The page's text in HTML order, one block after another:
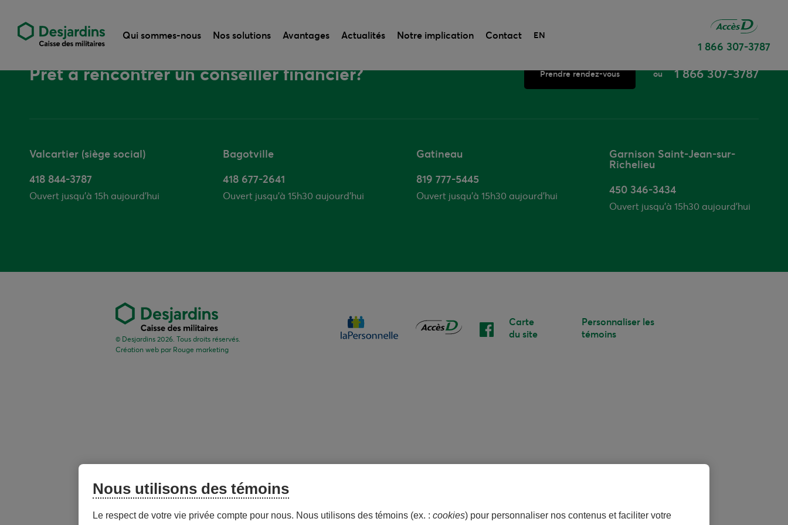
Qui sommes-nous Nos solutions Avantages Actualités Notre implication Contact EN
1 866 307-3787
Prêt à rencontrer un conseiller financier? Prendre rendez-vous ou 1 866 307-3787
Valcartier (siège social)
418 844-3787
Ouvert jusqu’à 15h aujourd'hui
Bagotville
418 677-2641
Ouvert jusqu’à 15h30 aujourd'hui
Gatineau
819 777-5445
Ouvert jusqu’à 15h30 aujourd'hui
Garnison Saint-Jean-sur-
Richelieu
450 346-3434
Ouvert jusqu’à 15h30 aujourd'hui
© Desjardins 2026. Tous droits réservés.
Création web par Rouge marketing
Carte
du site
Personnaliser les
témoins
Nous utilisons des témoins
Le respect de votre vie privée compte pour nous. Nous utilisons des témoins (ex. :cookies) pour personnaliser nos contenus et faciliter votre